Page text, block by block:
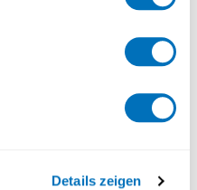
Details zeigen